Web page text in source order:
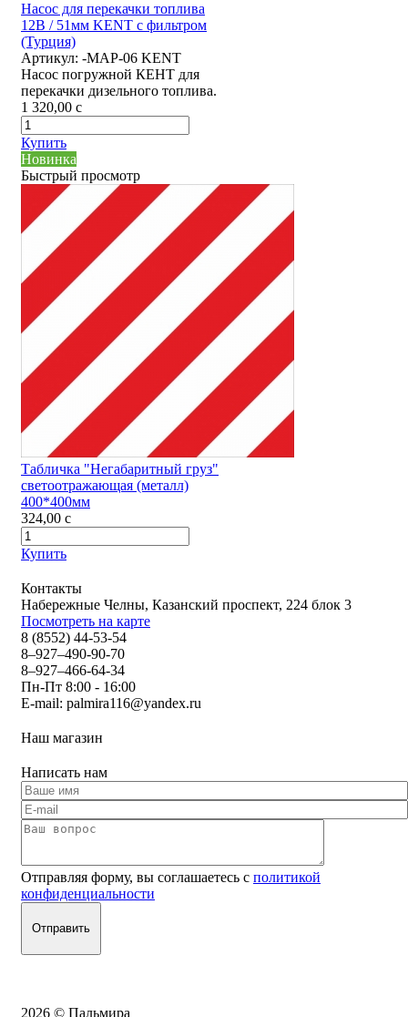
Насос для перекачки топлива
12В / 51мм KENT с фильтром
(Турция)
Артикул: -MAP-06 KENT
Насос погружной КЕНТ для
перекачки дизельного топлива.
1 320,00 c
Купить
Новинка
Быстрый просмотр
Табличка "Негабаритный груз"
светоотражающая (металл)
400*400мм
324,00 c
Купить
Контакты
Набережные Челны, Казанский проспект, 224 блок 3
Посмотреть на карте
8 (8552) 44-53-54
8–927–490-90-70
8–927–466-64-34
Пн-Пт 8:00 - 16:00
E-mail: palmira116@yandex.ru
Наш магазин
Написать нам
Отправляя форму, вы соглашаетесь с политикой
конфиденциальности
2026 © Пальмира